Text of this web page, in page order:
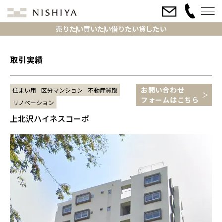
売りたい買いたい借りたい貸したい
取引実績
住まい用 区分マンション
不動産買取
リノベーション
お問い合わせ
フォームはこちら
上北沢ハイネスコーポ